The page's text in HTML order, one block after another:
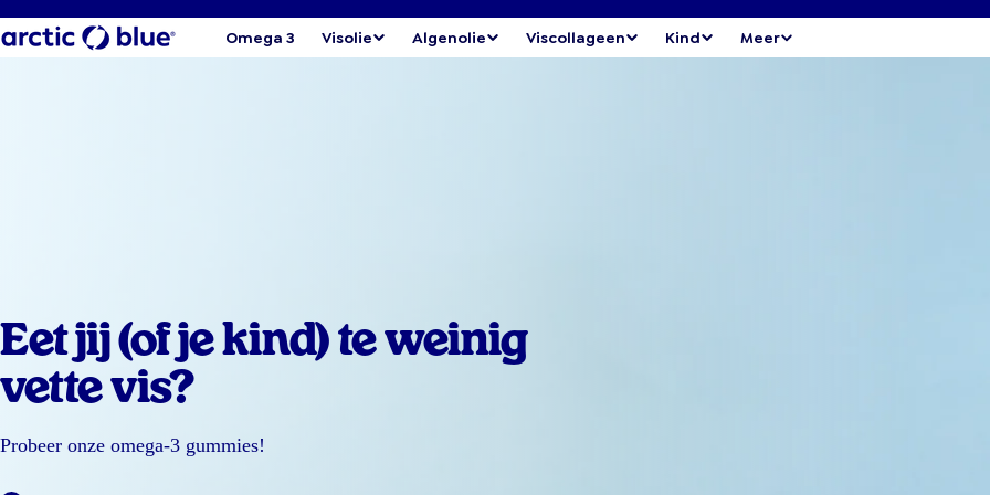
Omega 3 Visolie Algenolie Viscollageen Kind Meer
Eet jij (of je kind) te weinig
vette vis?
Probeer onze omega-3 gummies!